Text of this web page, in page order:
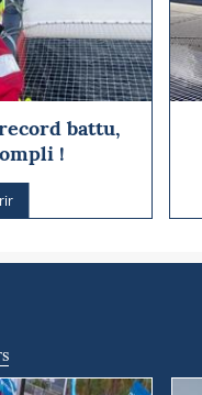
battu,
!